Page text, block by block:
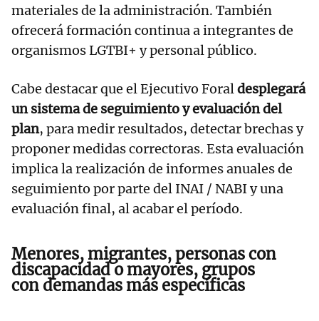
materiales de la administración. También
ofrecerá formación continua a integrantes de
organismos LGTBI+ y personal público.
Cabe destacar que el Ejecutivo Foraldesplegará
un sistema de seguimiento y evaluación del
plan, para medir resultados, detectar brechas y
proponer medidas correctoras. Esta evaluación
implica la realización de informes anuales de
seguimiento por parte del INAI / NABI y una
evaluación final, al acabar el período.
Menores, migrantes, personas con
discapacidad o mayores, grupos
con demandas más específicas